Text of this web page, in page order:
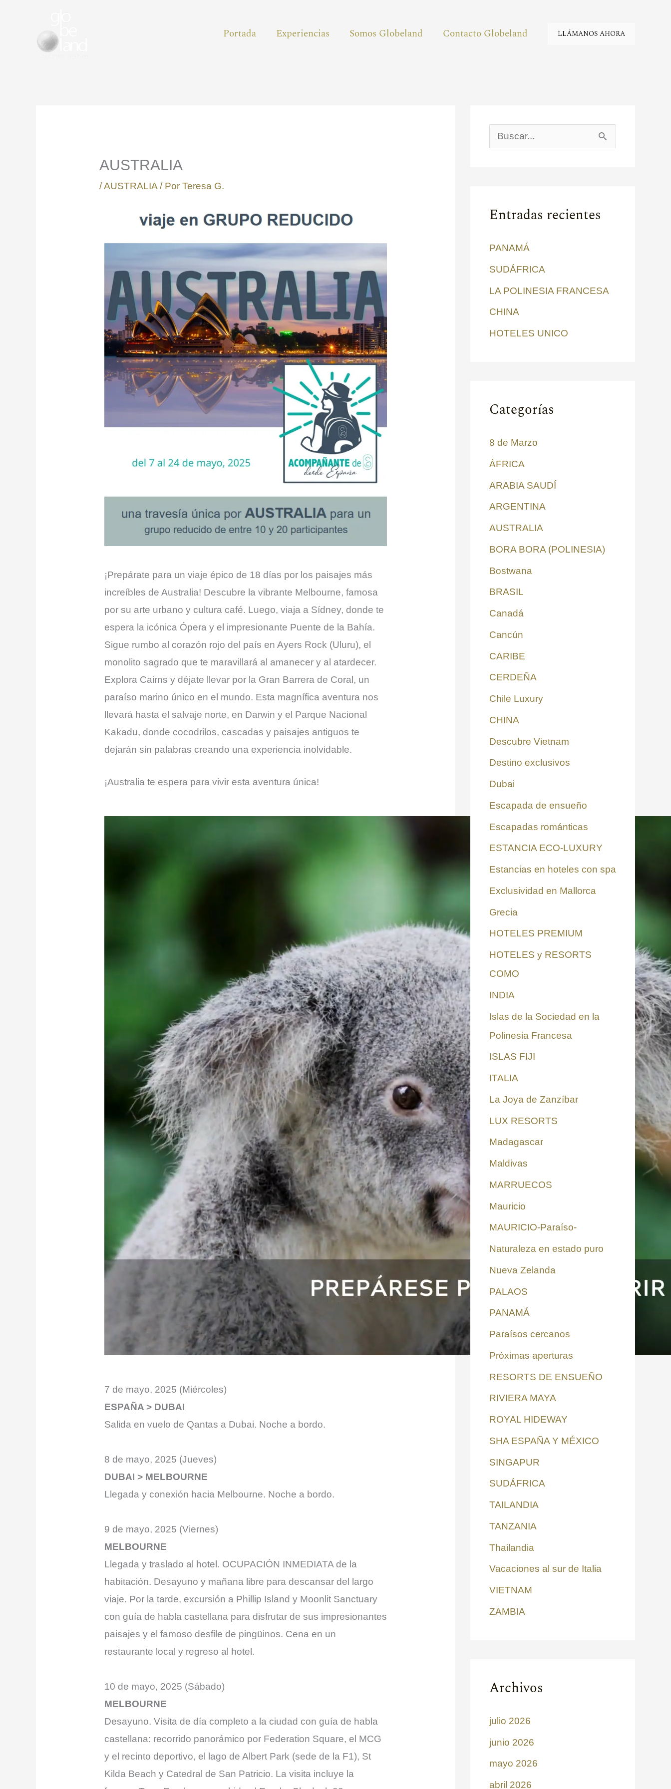
contenido
Portada Experiencias Somos Globeland Contacto Globeland LLÁMANOS AHORA
AUSTRALIA
/AUSTRALIA/ Por Teresa G.
¡Prepárate para un viaje épico de 18 días por los paisajes más
increíbles de Australia! Descubre la vibrante Melbourne, famosa
por su arte urbano y cultura café. Luego, viaja a Sídney, donde te
espera la icónica Ópera y el impresionante Puente de la Bahía.
Sigue rumbo al corazón rojo del país en Ayers Rock (Uluru), el
monolito sagrado que te maravillará al amanecer y al atardecer.
Explora Cairns y déjate llevar por la Gran Barrera de Coral, un
paraíso marino único en el mundo. Esta magnífica aventura nos
llevará hasta el salvaje norte, en Darwin y el Parque Nacional
Kakadu, donde cocodrilos, cascadas y paisajes antiguos te
dejarán sin palabras creando una experiencia inolvidable.
¡Australia te espera para vivir esta aventura única!
7 de mayo, 2025 (Miércoles)
ESPAÑA > DUBAI
Salida en vuelo de Qantas a Dubai. Noche a bordo.
8 de mayo, 2025 (Jueves)
DUBAI > MELBOURNE
Llegada y conexión hacia Melbourne. Noche a bordo.
9 de mayo, 2025 (Viernes)
MELBOURNE
Llegada y traslado al hotel. OCUPACIÓN INMEDIATA de la
habitación. Desayuno y mañana libre para descansar del largo
viaje. Por la tarde, excursión a Phillip Island y Moonlit Sanctuary
con guía de habla castellana para disfrutar de sus impresionantes
paisajes y el famoso desfile de pingüinos. Cena en un
restaurante local y regreso al hotel.
10 de mayo, 2025 (Sábado)
MELBOURNE
Desayuno. Visita de día completo a la ciudad con guía de habla
castellana: recorrido panorámico por Federation Square, el MCG
y el recinto deportivo, el lago de Albert Park (sede de la F1), St
Kilda Beach y Catedral de San Patricio. La visita incluye la
a
p
o
r
:
Entradas recientes
PANAMÁ
SUDÁFRICA
LA POLINESIA FRANCESA
CHINA
HOTELES UNICO
Categorías
8 de Marzo
ÁFRICA
ARABIA SAUDÍ
ARGENTINA
AUSTRALIA
BORA BORA (POLINESIA)
Bostwana
BRASIL
Canadá
Cancún
CARIBE
CERDEÑA
Chile Luxury
CHINA
Descubre Vietnam
Destino exclusivos
Dubai
Escapada de ensueño
Escapadas románticas
ESTANCIA ECO-LUXURY
Estancias en hoteles con spa
Exclusividad en Mallorca
Grecia
HOTELES PREMIUM
HOTELES y RESORTS
COMO
INDIA
Islas de la Sociedad en la
Polinesia Francesa
ISLAS FIJI
ITALIA
La Joya de Zanzíbar
LUX RESORTS
Madagascar
Maldivas
MARRUECOS
Mauricio
MAURICIO-Paraíso-
Naturaleza en estado puro
Nueva Zelanda
PALAOS
PANAMÁ
Paraísos cercanos
Próximas aperturas
RESORTS DE ENSUEÑO
RIVIERA MAYA
ROYAL HIDEWAY
SHA ESPAÑA Y MÉXICO
SINGAPUR
SUDÁFRICA
TAILANDIA
TANZANIA
Thailandia
Vacaciones al sur de Italia
VIETNAM
ZAMBIA
Archivos
julio 2026
junio 2026
mayo 2026
abril 2026